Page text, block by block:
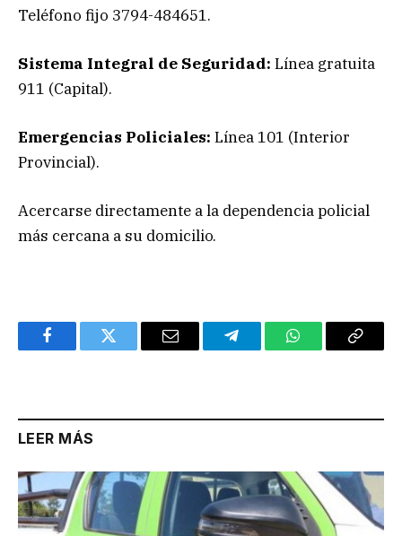
Teléfono fijo 3794-484651.
Sistema Integral de Seguridad: Línea gratuita
911 (Capital).
Emergencias Policiales: Línea 101 (Interior
Provincial).
Acercarse directamente a la dependencia policial
más cercana a su domicilio.
FacebookTwitter Email TelegramWhatsAppCopy
LEER MÁS